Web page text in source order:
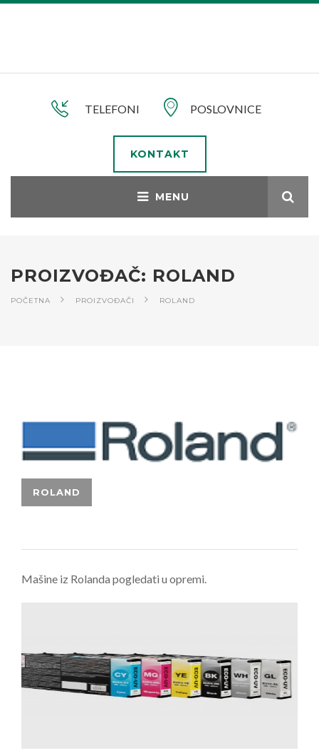
TELEFONI POSLOVNICE
KONTAKT
PROIZVOĐAČ: ROLAND
POČETNA PROIZVOĐAČI ROLAND
​Mašine iz Rolanda pogledati u opremi.